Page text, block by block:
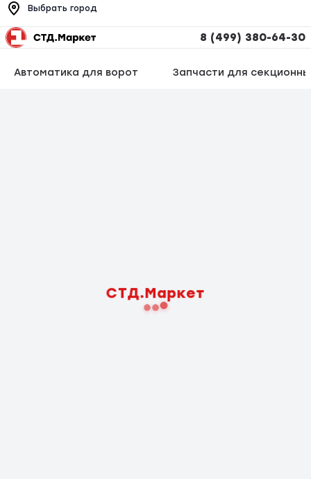
Выбрать город
8 (499) 380-64-30
Автоматика для ворот Запчасти для
СТД.Маркет